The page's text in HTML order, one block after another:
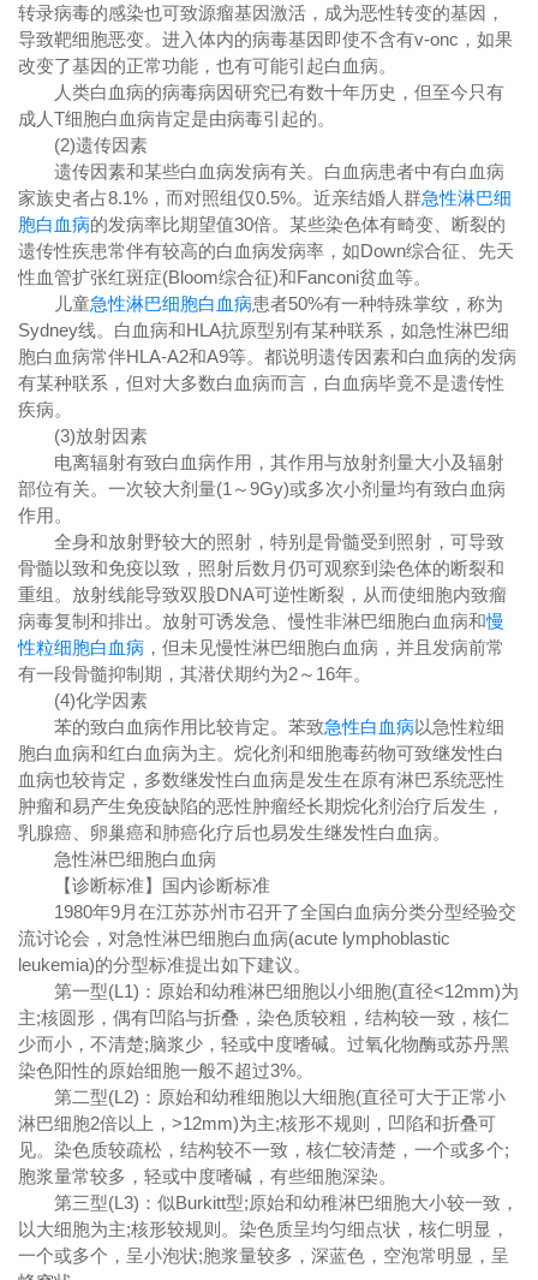
转录病毒的感染也可致源瘤基因激活，成为恶性转变的基因，
导致靶细胞恶变。进入体内的病毒基因即使不含有v-onc，如果
改变了基因的正常功能，也有可能引起白血病。
人类白血病的病毒病因研究已有数十年历史，但至今只有
成人T细胞白血病肯定是由病毒引起的。
(2)遗传因素
遗传因素和某些白血病发病有关。白血病患者中有白血病
家族史者占8.1%，而对照组仅0.5%。近亲结婚人群急性淋巴细
胞白血病的发病率比期望值30倍。某些染色体有畸变、断裂的
遗传性疾患常伴有较高的白血病发病率，如Down综合征、先天
性血管扩张红斑症(Bloom综合征)和Fanconi贫血等。
儿童急性淋巴细胞白血病患者50%有一种特殊掌纹，称为
Sydney线。白血病和HLA抗原型别有某种联系，如急性淋巴细
胞白血病常伴HLA-A2和A9等。都说明遗传因素和白血病的发病
有某种联系，但对大多数白血病而言，白血病毕竟不是遗传性
疾病。
(3)放射因素
电离辐射有致白血病作用，其作用与放射剂量大小及辐射
部位有关。一次较大剂量(1～9Gy)或多次小剂量均有致白血病
作用。
全身和放射野较大的照射，特别是骨髓受到照射，可导致
骨髓以致和免疫以致，照射后数月仍可观察到染色体的断裂和
重组。放射线能导致双股DNA可逆性断裂，从而使细胞内致瘤
病毒复制和排出。放射可诱发急、慢性非淋巴细胞白血病和慢
性粒细胞白血病 ，但未见慢性淋巴细胞白血病，并且发病前常
有一段骨髓抑制期，其潜伏期约为2～16年。
(4)化学因素
苯的致白血病作用比较肯定。苯致急性白血病以急性粒细
胞白血病和红白血病为主。烷化剂和细胞毒药物可致继发性白
血病也较肯定，多数继发性白血病是发生在原有淋巴系统恶性
肿瘤和易产生免疫缺陷的恶性肿瘤经长期烷化剂治疗后发生，
乳腺癌、卵巢癌和肺癌化疗后也易发生继发性白血病。
急性淋巴细胞白血病
【诊断标准】国内诊断标准
1980年9月在江苏苏州市召开了全国白血病分类分型经验交
流讨论会，对急性淋巴细胞白血病(acute lymphoblastic
leukemia)的分型标准提出如下建议。
第一型(L1)：原始和幼稚淋巴细胞以小细胞(直径<12mm)为
主;核圆形，偶有凹陷与折叠，染色质较粗，结构较一致，核仁
少而小，不清楚;脑浆少，轻或中度嗜碱。过氧化物酶或苏丹黑
染色阳性的原始细胞一般不超过3%。
第二型(L2)：原始和幼稚细胞以大细胞(直径可大于正常小
淋巴细胞2倍以上，>12mm)为主;核形不规则，凹陷和折叠可
见。染色质较疏松，结构较不一致，核仁较清楚，一个或多个;
胞浆量常较多，轻或中度嗜碱，有些细胞深染。
第三型(L3)：似Burkitt型;原始和幼稚淋巴细胞大小较一致，
以大细胞为主;核形较规则。染色质呈均匀细点状，核仁明显，
一个或多个，呈小泡状;胞浆量较多，深蓝色，空泡常明显，呈